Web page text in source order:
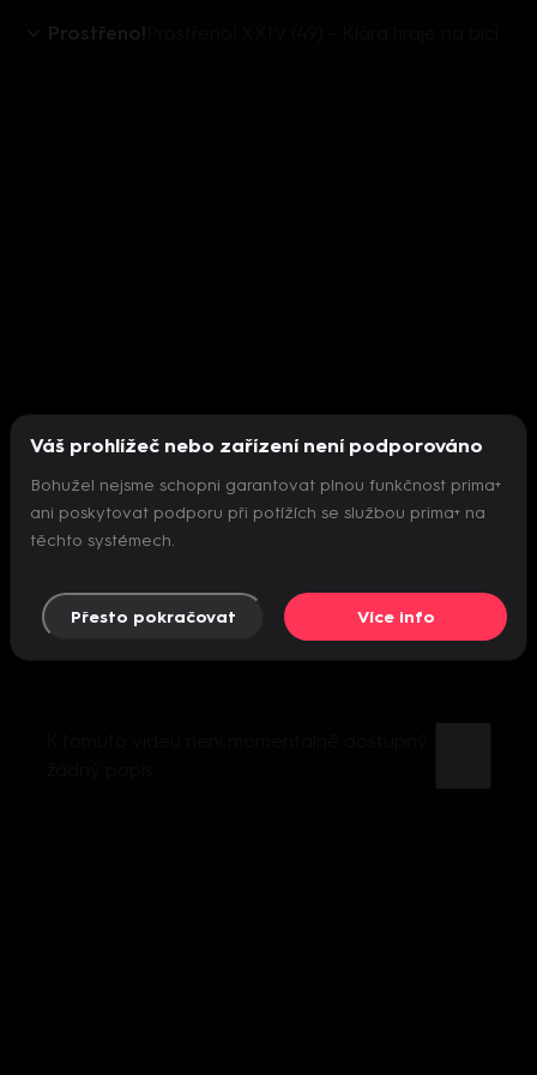
Prostřeno!
Nepodařilo se inicializovat přehrávač
Váš prohlížeč nebo zařízení není podporováno
Bohužel nejsme schopni garantovat plnou funkčnost prima+
ani poskytovat podporu při potížích se službou prima+ na
těchto systémech.
Přesto pokračovat Více info